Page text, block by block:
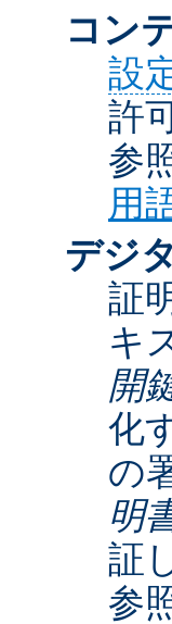
コン
設
許
参
用
デジ
証
キ
開
化
の
明
証
参